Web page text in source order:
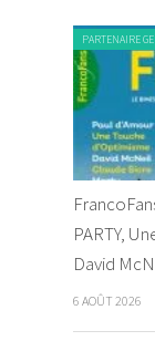
PARTENAIRE
PARTY,
David
6 AOÛT 2026